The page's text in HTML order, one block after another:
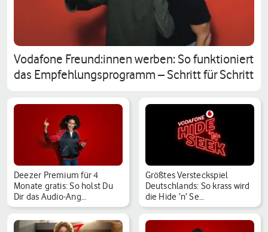
Vodafone Freund:innen werben: So funktioniert
das Empfehlungsprogramm – Schritt für Schritt
Deezer Premium für 4
Monate gratis: So holst Du
Dir das Audio-Ang…
Größtes Versteckspiel
Deutschlands: So krass wird
die Hide ‘n’ Se…